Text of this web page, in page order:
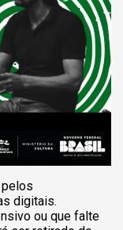
digitais.
ou que falte